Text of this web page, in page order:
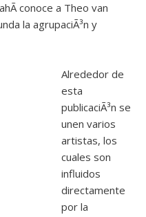
conoce a Theo van
la agrupaciÃ³n y
Alrededor de
esta
publicaciÃ³n se
unen varios
artistas, los
cuales son
influidos
directamente
por la